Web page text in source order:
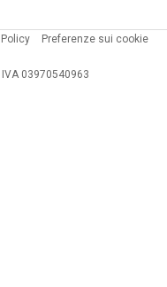
Preferenze sui cookie
IVA 03970540963